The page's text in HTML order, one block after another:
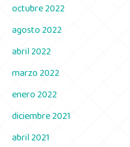
octubre 2022
agosto 2022
abril 2022
marzo 2022
enero 2022
diciembre 2021
abril 2021